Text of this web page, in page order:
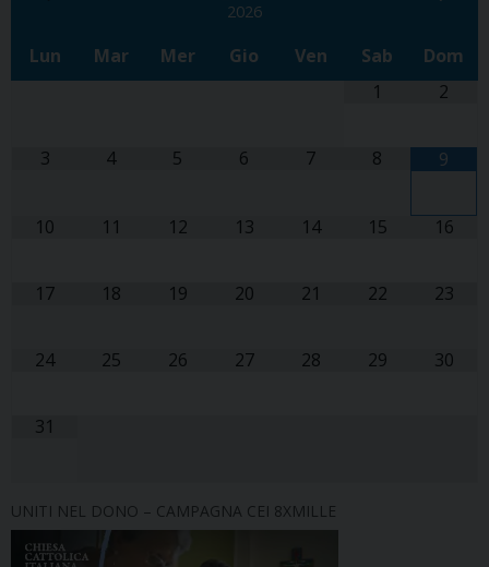
2026
Lun Mar Mer Gio Ven Sab
Dom
1
2
3 4 5 6 7 8 9
10 11 12 13 14 15 16
17 18 19 20 21 22 23
24 25 26 27 28 29 30
31
UNITI NEL DONO – CAMPAGNA CEI 8XMILLE